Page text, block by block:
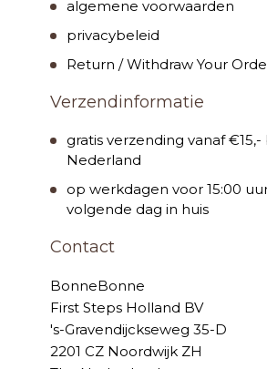
algemene voorwaarden
privacybeleid
Return / Withdraw Your
Verzendinformatie
gratis verzending vanaf
Nederland
op werkdagen voor 15:00
volgende dag in huis
Contact
BonneBonne
First Steps Holland BV
's-Gravendijckseweg 35-D
2201 CZ Noordwijk ZH